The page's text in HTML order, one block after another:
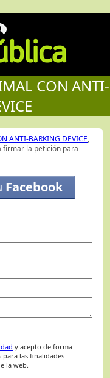
CON ANTI-
ANTI-BARKING DEVICE,
firmar la petición para
Facebook
y acepto de forma
para las finalidades
la web.